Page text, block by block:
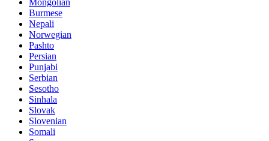
Mongolian
Burmese
Nepali
Norwegian
Pashto
Persian
Punjabi
Serbian
Sesotho
Sinhala
Slovak
Slovenian
Somali